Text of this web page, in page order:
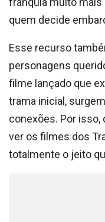
quem decide
Esse recurso
personagens
filme lançado que
trama inicial,
conexões. Por isso,
ver os filmes dos
totalmente o jeito